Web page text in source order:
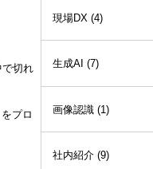
で切れ
プロ
現場DX(4)
生成AI (7)
画像認識(1)
社内紹介(9)